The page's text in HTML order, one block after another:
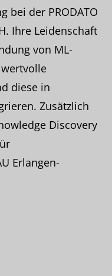
bei der PRODATO
Ihre Leidenschaft
von ML-
diese in
Zusätzlich
Discovery
Erlangen-